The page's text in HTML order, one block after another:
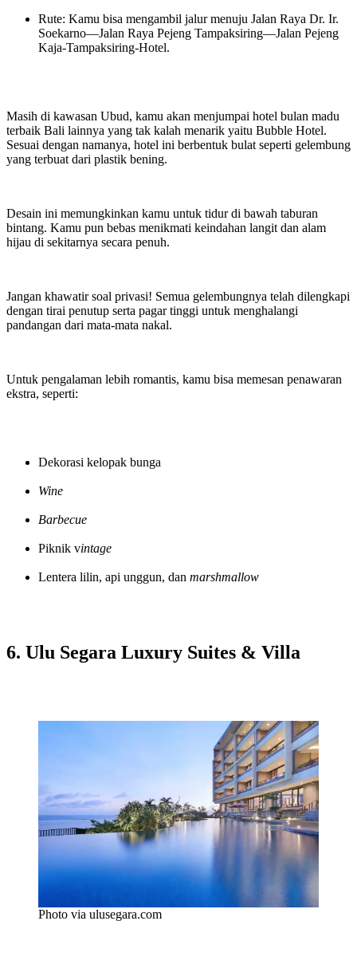
Rute: Kamu bisa mengambil jalur menuju Jalan Raya Dr. Ir.
Soekarno—Jalan Raya Pejeng Tampaksiring—Jalan Pejeng
Kaja-Tampaksiring-Hotel.
Masih di kawasan Ubud, kamu akan menjumpai hotel bulan madu
terbaik Bali lainnya yang tak kalah menarik yaitu Bubble Hotel.
Sesuai dengan namanya, hotel ini berbentuk bulat seperti gelembung
yang terbuat dari plastik bening.
Desain ini memungkinkan kamu untuk tidur di bawah taburan
bintang. Kamu pun bebas menikmati keindahan langit dan alam
hijau di sekitarnya secara penuh.
Jangan khawatir soal privasi! Semua gelembungnya telah dilengkapi
dengan tirai penutup serta pagar tinggi untuk menghalangi
pandangan dari mata-mata nakal.
Untuk pengalaman lebih romantis, kamu bisa memesan penawaran
ekstra, seperti:
Dekorasi kelopak bunga
Wine
Barbecue
Piknik vintage
Lentera lilin, api unggun, dan marshmallow
6. Ulu Segara Luxury Suites & Villa
Photo via ulusegara.com